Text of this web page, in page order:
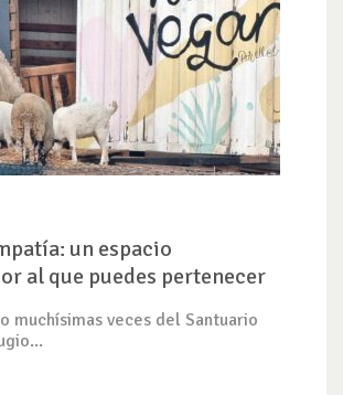
un espacio
al que puedes pertenecer
muchísimas veces del Santuario